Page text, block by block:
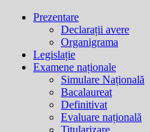
Prezentare
Declarații avere
Organigrama
Legislație
Examene naționale
Simulare Națională
Bacalaureat
Definitivat
Evaluare națională
Titularizare